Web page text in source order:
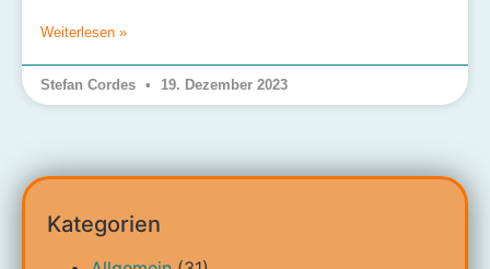
Weiterlesen »
Stefan Cordes 19. Dezember 2023
Kategorien